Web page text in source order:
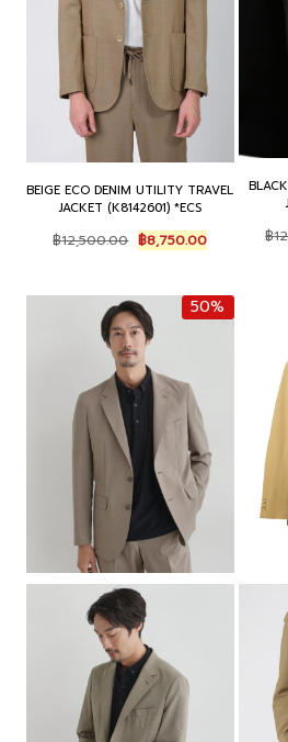
BEIGE ECO DENIM UTILITY TRAVEL
JACKET (K8142601) *ECS
฿12,500.00 Original
price
฿12,500.00.
฿8,750.00Current
price
฿8,750.00.
฿
50%